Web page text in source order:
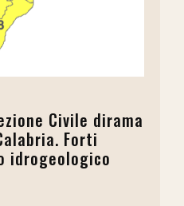
Civile dirama
Forti
idrogeologico